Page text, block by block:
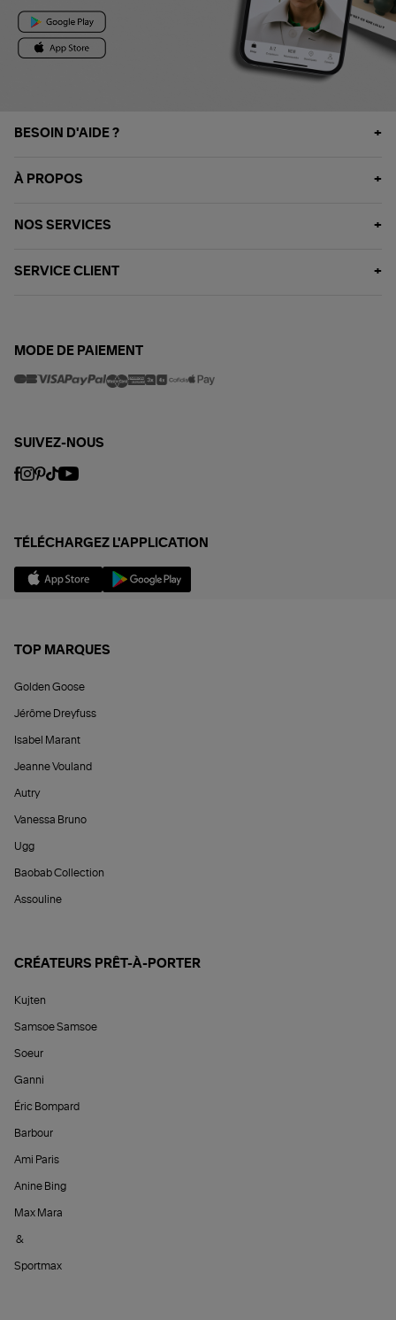
BESOIN D'AIDE ?
À PROPOS
NOS SERVICES
SERVICE CLIENT
MODE DE PAIEMENT
SUIVEZ-NOUS
TÉLÉCHARGEZ L'APPLICATION
TOP MARQUES
Golden Goose
Jérôme Dreyfuss
Isabel Marant
Jeanne Vouland
Autry
Vanessa Bruno
Ugg
Baobab Collection
Assouline
CRÉATEURS PRÊT-À-PORTER
Kujten
Samsoe Samsoe
Soeur
Ganni
Éric Bompard
Barbour
Ami Paris
Anine Bing
Max Mara
&
Sportmax